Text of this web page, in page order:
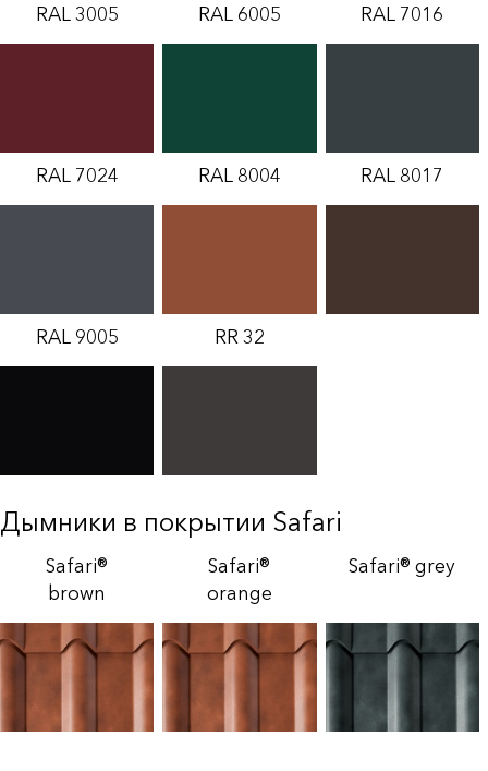
RAL 3005 RAL 6005 RAL 7016
RAL 7024 RAL 8004 RAL 8017
RAL 9005 RR 32
Дымники в покрытии Safari
Safari®
brown
Safari®
orange
Safari® grey